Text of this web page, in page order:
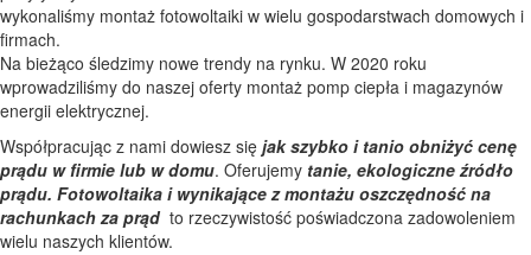
wykonaliśmy montaż fotowoltaiki w wielu gospodarstwach domowych i
firmach.
Na bieżąco śledzimy nowe trendy na rynku. W 2020 roku
wprowadziliśmy do naszej oferty montaż pomp ciepła i magazynów
energii elektrycznej.
Współpracując z nami dowiesz się jak szybko i tanio obniżyć cenę
prądu w firmie lub w domu. Oferujemy tanie, ekologiczne źródło
prądu. Fotowoltaika i wynikające z montażu oszczędność na
rachunkach za prąd to rzeczywistość poświadczona zadowoleniem
wielu naszych klientów.